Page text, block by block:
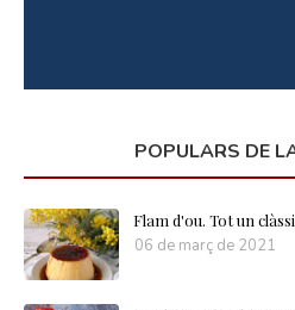
POPULARS DE
Flam d'ou. Tot un
06 de març de 2021